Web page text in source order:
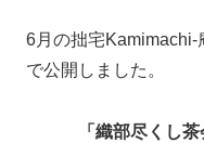
6月の拙宅Kamimachi-
で公開しました。
「織部尽くし茶